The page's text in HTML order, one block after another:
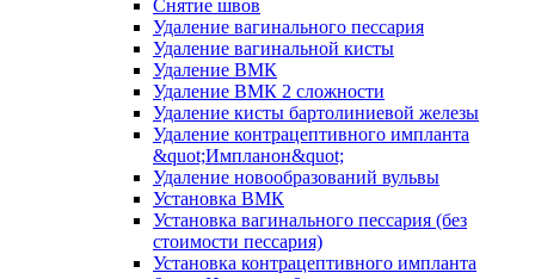
Снятие швов
Удаление вагинального пессария
Удаление вагинальной кисты
Удаление ВМК
Удаление ВМК 2 сложности
Удаление кисты бартолиниевой железы
Удаление контрацептивного импланта
&quot;Импланон&quot;
Удаление новообразований вульвы
Установка ВМК
Установка вагинального пессария (без
стоимости пессария)
Установка контрацептивного импланта